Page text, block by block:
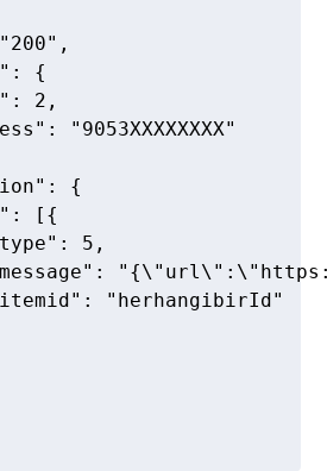
"200",
{
2,
"9053XXXXXXXX"
{
[{
5,
"herhangibirId"